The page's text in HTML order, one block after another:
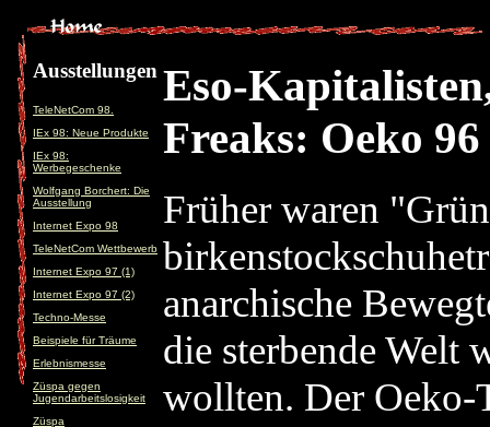
Ausstellungen
TeleNetCom 98.
IEx 98: Neue Produkte
IEx 98:
Werbegeschenke
Wolfgang Borchert: Die
Ausstellung
Internet Expo 98
TeleNetCom Wettbewerb
Internet Expo 97 (1)
Internet Expo 97 (2)
Techno-Messe
Beispiele für Träume
Erlebnismesse
Züspa gegen
Jugendarbeitslosigkeit
Züspa
Eso-
Freaks: Oeko 96
Früher waren
anarchische
die sterbende Welt
wollten. Der Oeko-